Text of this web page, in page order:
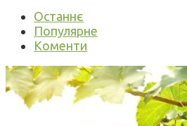
Останнє
Популярне
Коменти